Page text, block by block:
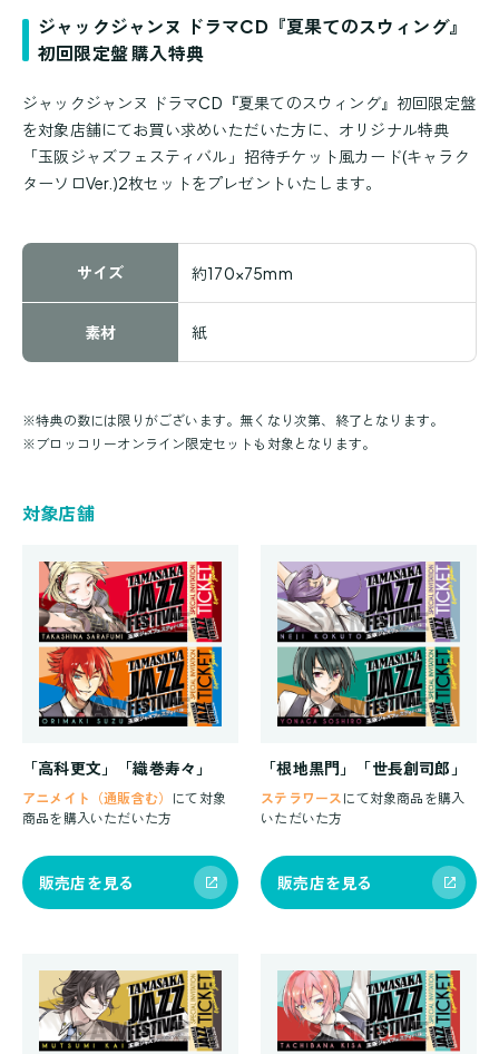
ジャックジャンヌ ドラマCD『夏果てのスウィング』
初回限定盤 購入特典
ジャックジャンヌ ドラマCD『夏果てのスウィング』初回限定盤
を対象店舗にてお買い求めいただいた方に、オリジナル特典
「玉阪ジャズフェスティバル」招待チケット風カード(キャラク
ターソロVer.)2枚セットをプレゼントいたします。
サイズ 約170×75mm
素材 紙
※特典の数には限りがございます。無くなり次第、終了となります。
※ブロッコリーオンライン限定セットも対象となります。
対象店舗
「高科更文」「織巻寿々」
アニメイト（通販含む）
にて対象
商品を購入いただいた方
販売店を見る
「根地黒門」「世長創司郎」
ステラワース にて対象商品を購入
いただいた方
販売店を見る